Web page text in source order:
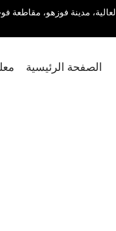
الصفحة الرئيسية